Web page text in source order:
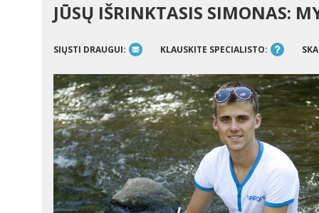
JŪSŲ IŠRINKTASIS SIMONAS:
SIŲSTI DRAUGUI: KLAUSKITE SPECIALISTO: